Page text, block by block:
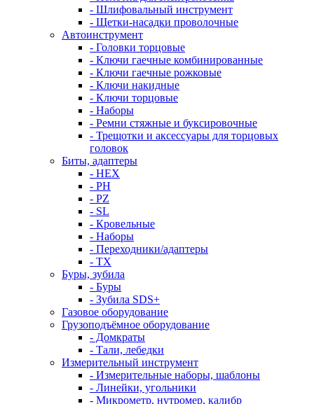
- Шлифовальный инструмент
- Щетки-насадки проволочные
Автоинструмент
- Головки торцовые
- Ключи гаечные комбинированные
- Ключи гаечные рожковые
- Ключи накидные
- Ключи торцовые
- Наборы
- Ремни стяжные и буксировочные
- Трещотки и аксессуары для торцовых
головок
Биты, адаптеры
- HEX
- PH
- PZ
- SL
- Кровельные
- Наборы
- Переходники/адаптеры
- ТX
Буры, зубила
- Буры
- Зубила SDS+
Газовое оборудование
Грузоподъёмное оборудование
- Домкраты
- Тали, лебедки
Измерительный инструмент
- Измерительные наборы, шаблоны
- Линейки, угольники
- Микрометр, нутромер, калибр